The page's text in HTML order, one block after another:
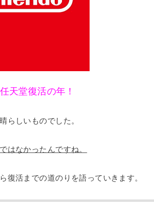
天堂復活の年！
らしいものでした。
はなかったんですね。
復活までの道のりを語っていきます。